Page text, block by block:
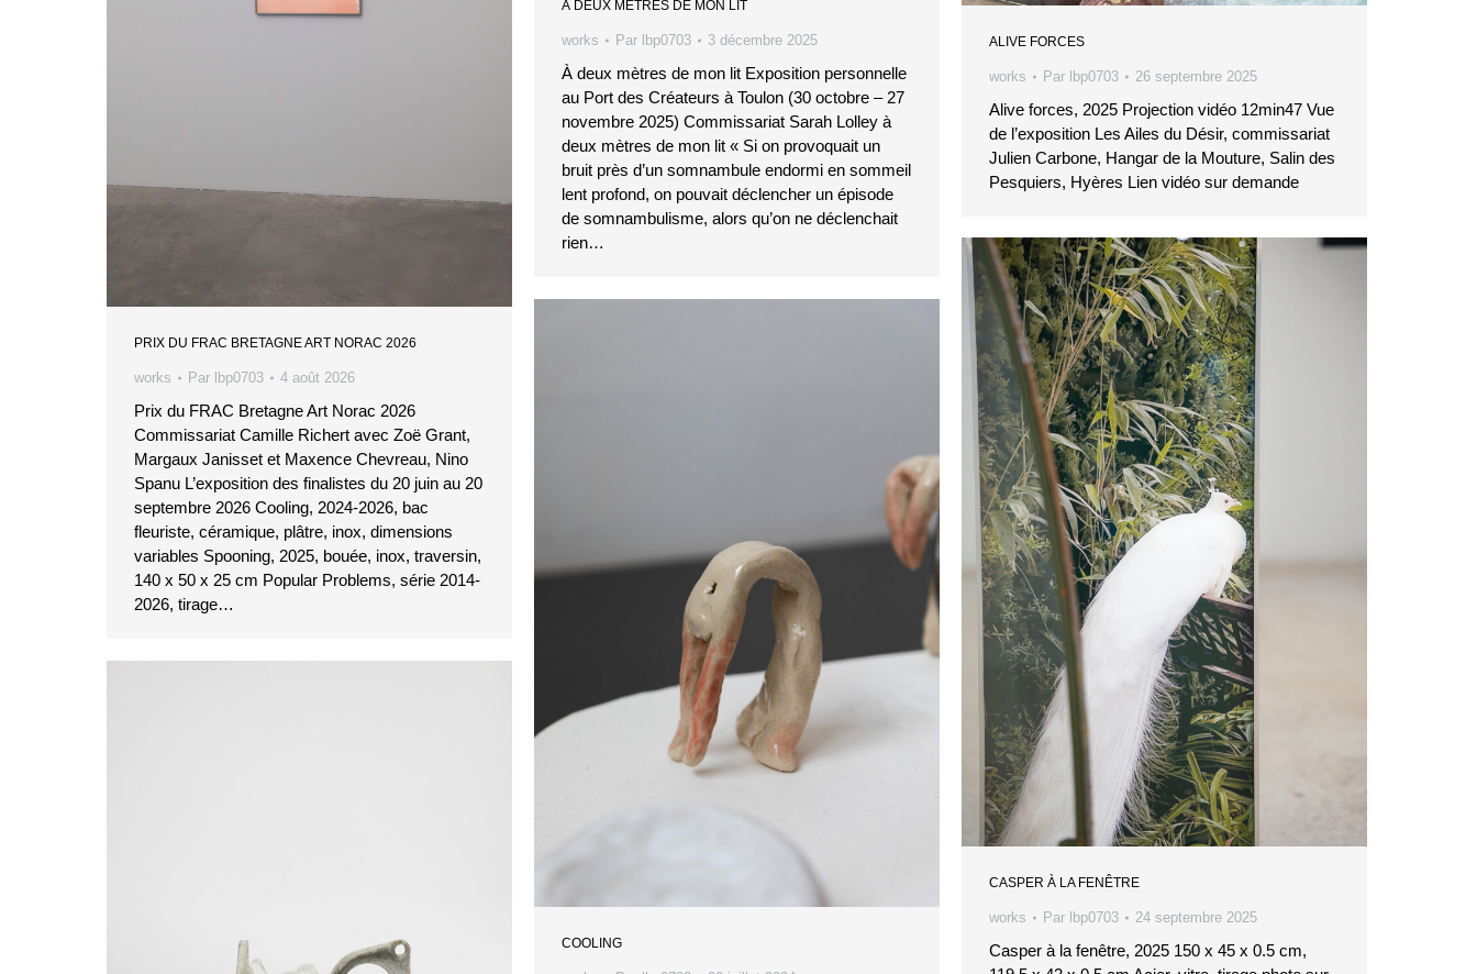
PRIX DU FRAC BRETAGNE ART NORAC 2026
works Par lbp0703 4 août 2026
Prix du FRAC Bretagne Art Norac 2026
Commissariat Camille Richert avec Zoë Grant,
Margaux Janisset et Maxence Chevreau, Nino
Spanu L’exposition des finalistes du 20 juin au 20
septembre 2026 Cooling, 2024-2026, bac
fleuriste, céramique, plâtre, inox, dimensions
variables Spooning, 2025, bouée, inox, traversin,
140 x 50 x 25 cm Popular Problems, série 2014-
2026, tirage…
À DEUX MÈTRES DE MON LIT
works Par lbp0703 3 décembre 2025
À deux mètres de mon lit Exposition personnelle
au Port des Créateurs à Toulon (30 octobre – 27
novembre 2025) Commissariat Sarah Lolley à
deux mètres de mon lit « Si on provoquait un
bruit près d’un somnambule endormi en sommeil
lent profond, on pouvait déclencher un épisode
de somnambulisme, alors qu’on ne déclenchait
rien…
ALIVE FORCES
works Par lbp0703 26 septembre 2025
Alive forces, 2025 Projection vidéo 12min47 Vue
de l’exposition Les Ailes du Désir, commissariat
Julien Carbone, Hangar de la Mouture, Salin des
Pesquiers, Hyères Lien vidéo sur demande
CASPER À LA FENÊTRE
works Par lbp0703 24 septembre 2025
Casper à la fenêtre, 2025 150 x 45 x 0.5 cm,
COOLING